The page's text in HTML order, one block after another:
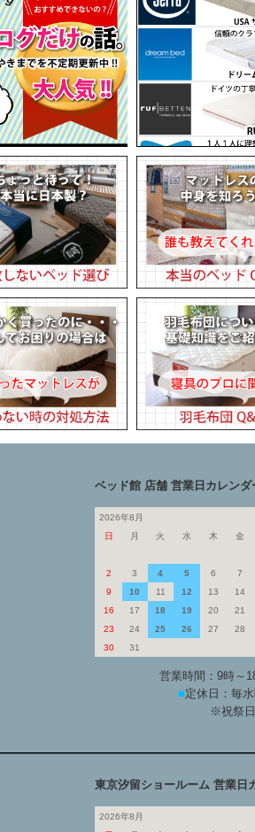
ベッド館 店舗 営業日カレンダ
2026年8月
日
月 火 水 木 金
2
3 4 5 6 7
9
10 11 12 13 14
16
17 18 19 20 21
23
24 25 26 27 28
30
31
営業時間：9時～
■定休日：毎
※祝祭
東京汐留ショールーム 営業日
2026年8月